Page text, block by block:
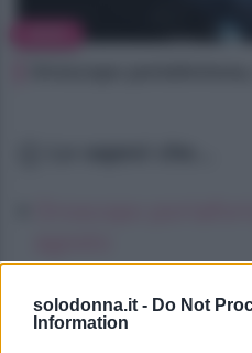
solodonna.it - Do Not
Information
agosto